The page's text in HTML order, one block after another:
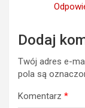
Dodaj
Twój adres e-
pola są
Komentarz *